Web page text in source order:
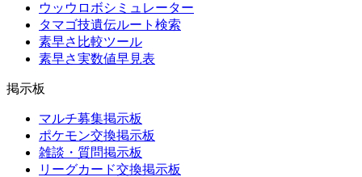
ウッウロボシミュレーター
タマゴ技遺伝ルート検索
素早さ比較ツール
素早さ実数値早見表
掲示板
マルチ募集掲示板
ポケモン交換掲示板
雑談・質問掲示板
リーグカード交換掲示板